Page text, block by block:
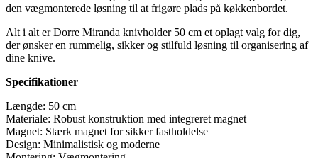
den vægmonterede løsning til at frigøre plads på køkkenbordet.
Alt i alt er Dorre Miranda knivholder 50 cm et oplagt valg for dig,
der ønsker en rummelig, sikker og stilfuld løsning til organisering af
dine knive.
Specifikationer
Længde: 50 cm
Materiale: Robust konstruktion med integreret magnet
Magnet: Stærk magnet for sikker fastholdelse
Design: Minimalistisk og moderne